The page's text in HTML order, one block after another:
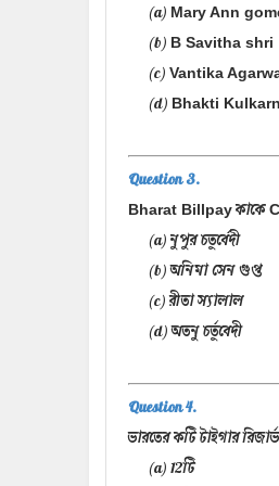
(a) Mary Ann
(b) B Savitha shri
(c) Vantika
(d) Bhakti
Question 3.
Bharat Billpayকাকে
(a) নুপুর চতুর্বেদী
(b) অনিমা সেন গুপ্ত
(c) রীতা স্যালাল
(d) অতনু চর্তুবেদী
Question 4.
ভারতের কটি টাইগার রিজার্ভ
(a) 12টি